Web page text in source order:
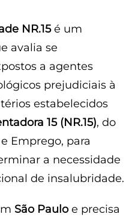
NR.15é um
avalia se
a agentes
prejudiciais à
estabelecidos
15 (NR.15), do
Emprego, para
a necessidade
de insalubridade.
São Pauloe precisa